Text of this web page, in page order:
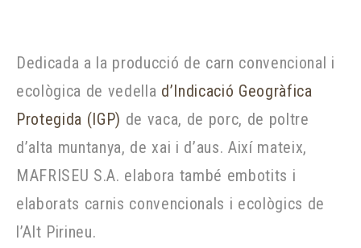
Dedicada a la producció de carn convencional i
ecològica de vedella d’Indicació Geogràfica
Protegida (IGP) de vaca, de porc, de poltre
d’alta muntanya, de xai i d’aus. Així mateix,
MAFRISEU S.A. elabora també embotits i
elaborats carnis convencionals i ecològics de
l’Alt Pirineu.